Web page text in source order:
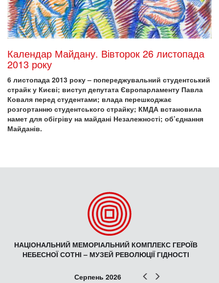
Календар Майдану. Вівторок 26 листопада
2013 року
6 листопада 2013 року – попереджувальний студентський
страйк у Києві; виступ депутата Європарламенту Павла
Коваля перед студентами; влада перешкоджає
розгортанню студентського страйку; КМДА встановила
намет для обігріву на майдані Незалежності; об’єднання
Майданів.
НАЦІОНАЛЬНИЙ МЕМОРІАЛЬНИЙ КОМПЛЕКС ГЕРОЇВ
НЕБЕСНОЇ СОТНІ – МУЗЕЙ РЕВОЛЮЦІЇ ГІДНОСТІ
Попер
Серпень 2026